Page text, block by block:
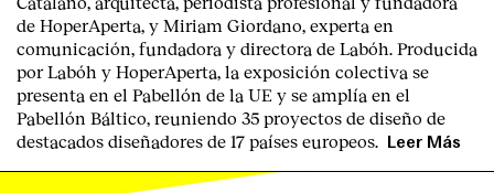
de HoperAperta, y Miriam Giordano, experta en
comunicación, fundadora y directora de Labóh. Producida
porLabóh y HoperAperta, la exposición colectiva se
presenta en el Pabellón de la UE y se amplía en el
Pabellón Báltico, reuniendo 35 proyectos de diseño de
destacados diseñadores de 17 países europeos. Leer Más